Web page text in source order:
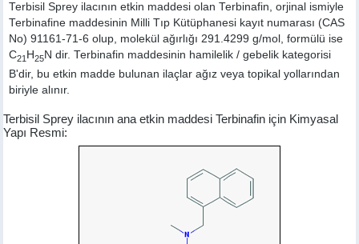
Terbisil Sprey ilacının etkin maddesi olan Terbinafin, orjinal ismiyle
Terbinafine maddesinin Milli Tıp Kütüphanesi kayıt numarası (CAS
No) 91161-71-6 olup, molekül ağırlığı 291.4299 g/mol, formülü ise
C21 H25N dir. Terbinafin maddesinin hamilelik / gebelik kategorisi
B'dir, bu etkin madde bulunan ilaçlar ağız veya topikal yollarından
biriyle alınır.
Terbisil Sprey ilacının ana etkin maddesi Terbinafin için Kimyasal
Yapı Resmi: